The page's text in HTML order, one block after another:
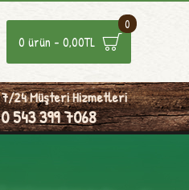
0 ürün - 0,00TL
0
7/24 Müşteri Hizmetleri
0 543 399 7068